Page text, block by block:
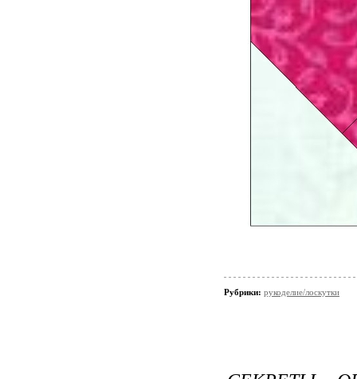
Рубрики: рукоделие/лоскутки